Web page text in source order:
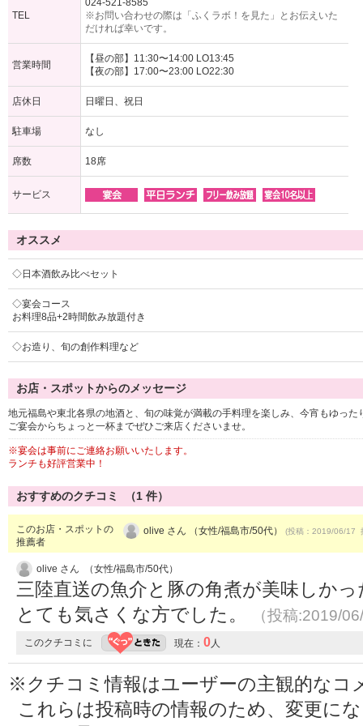
TEL
024-521-8585
※お問い合わせの際は「ふくラボ！を見た」とお伝えいた
だければ幸いです。
営業時間
【昼の部】11:30〜14:00 LO13:45
【夜の部】17:00〜23:00 LO22:30
店休日 日曜日、祝日
駐車場 なし
席数 18席
サービス
オススメ
◇日本酒飲み比べセット
◇宴会コース
お料理8品+2時間飲み放題付き
◇お造り、旬の創作料理など
お店・スポットからのメッセージ
地元福島や東北各県の地酒と、旬の味覚が満載の手料理を楽しみ、今宵もゆっ
ご宴会からちょっと一杯までぜひご来店くださいませ。
※宴会は事前にご連絡お願いいたします。
ランチも好評営業中！
おすすめのクチコミ （1 件）
このお店・スポットの
推薦者
olive さん （女性/福島市/50代） (投稿：2019/06/17
olive さん （女性/福島市/50代）
三陸直送の魚介と豚の角煮が美味しか
とても気さくな方でした。
（投稿:2019/
このクチコミに 現在： 0人
※クチコミ情報はユーザーの主観的なコ
これらは投稿時の情報のため、変更に